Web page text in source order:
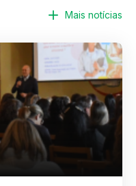
Mais notícias